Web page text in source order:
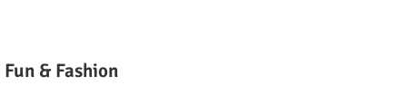
Fun & Fashion